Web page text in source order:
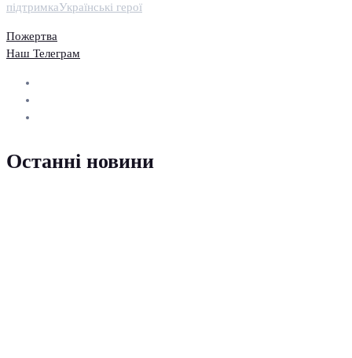
підтримкаУкраїнські герої
Пожертва
Наш Телеграм
Останні новини